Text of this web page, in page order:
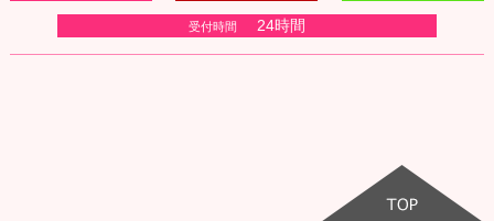
受付時間 24時間